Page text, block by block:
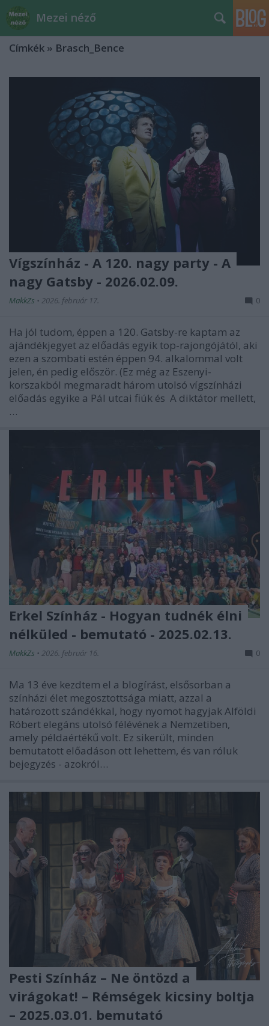
Mezei néző
Címkék » Brasch_Bence
Vígszínház - A 120. nagy party - A
nagy Gatsby - 2026.02.09.
MakkZs • 2026. február 17. 0
Ha jól tudom, éppen a 120. Gatsby-re kaptam az
ajándékjegyet az előadás egyik top-rajongójától, aki
ezen a szombati estén éppen 94. alkalommal volt
jelen, én pedig először. (Ez még az Eszenyi-
korszakból megmaradt három utolsó vígszínházi
előadás egyike a Pál utcai fiúk és A diktátor mellett,
…
Erkel Színház - Hogyan tudnék élni
nélküled - bemutató - 2025.02.13.
MakkZs • 2026. február 16. 0
Ma 13 éve kezdtem el a blogírást, elsősorban a
színházi élet megosztottsága miatt, azzal a
határozott szándékkal, hogy nyomot hagyjak Alföldi
Róbert elegáns utolsó félévének a Nemzetiben,
amely példaértékű volt. Ez sikerült, minden
bemutatott előadáson ott lehettem, és van róluk
bejegyzés - azokról…
Pesti Színház – Ne öntözd a
virágokat! – Rémségek kicsiny boltja
– 2025.03.01. bemutató